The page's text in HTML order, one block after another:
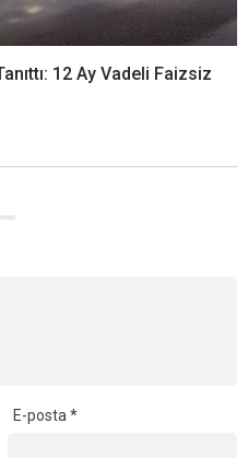
12 Ay Vadeli Faizsiz
E-posta*